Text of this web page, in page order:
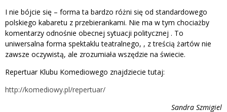
I nie bójcie się – forma ta bardzo różni się od standardowego
polskiego kabaretu z przebierankami. Nie ma w tym chociażby
komentarzy odnośnie obecnej sytuacji politycznej . To
uniwersalna forma spektaklu teatralnego, , z treścią żartów nie
zawsze oczywistą, ale zrozumiała wszędzie na świecie.
Repertuar Klubu Komediowego znajdziecie tutaj:
http://komediowy.pl/repertuar/
Sandra Szmigiel